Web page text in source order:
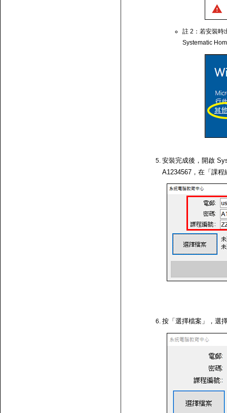
註 2：若安裝時
Systematic
安裝完成後，開啟
A1234567，在「課
按「選擇檔案」，選